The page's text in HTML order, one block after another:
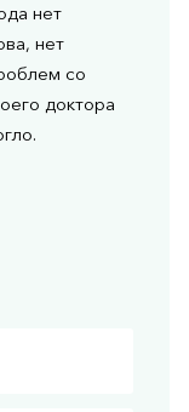
нет
нет
со
доктора